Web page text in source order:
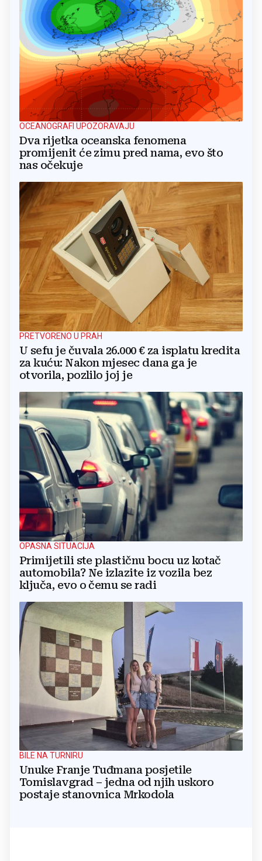
OCEANOGRAFI UPOZORAVAJU
Dva rijetka oceanska fenomena
promijenit će zimu pred nama, evo što
nas očekuje
PRETVORENO U PRAH
U sefu je čuvala 26.000 € za isplatu kredita
za kuću: Nakon mjesec dana ga je
otvorila, pozlilo joj je
OPASNA SITUACIJA
Primijetili ste plastičnu bocu uz kotač
automobila? Ne izlazite iz vozila bez
ključa, evo o čemu se radi
BILE NA TURNIRU
Unuke Franje Tuđmana posjetile
Tomislavgrad – jedna od njih uskoro
postaje stanovnica Mrkodola